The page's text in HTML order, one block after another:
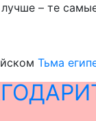
– те
Тьма